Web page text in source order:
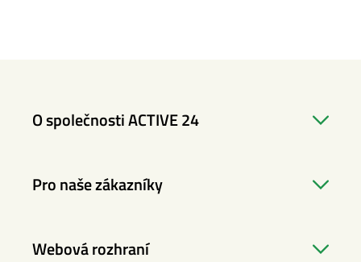
O společnosti ACTIVE 24
Pro naše zákazníky
Webová rozhraní